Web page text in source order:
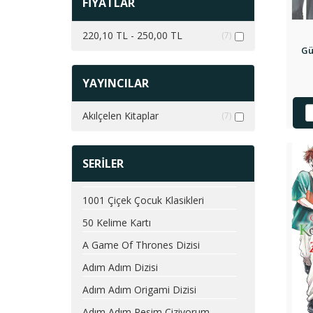
220,10 TL - 250,00 TL (7)
YAYINCILAR
Akılçelen Kitaplar (7)
SERİLER
1001 Çiçek Çocuk Klasikleri
50 Kelime Kartı
A Game Of Thrones Dizisi
Adım Adım Dizisi
Adım Adım Origami Dizisi